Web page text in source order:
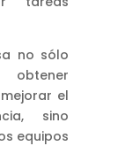
no sólo
el
sino
equipos